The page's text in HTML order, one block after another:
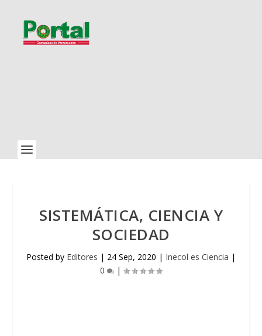
SISTEMÁTICA, CIENCIA Y
SOCIEDAD
Posted by Editores | 24 Sep, 2020 | Inecol es Ciencia |
0
|